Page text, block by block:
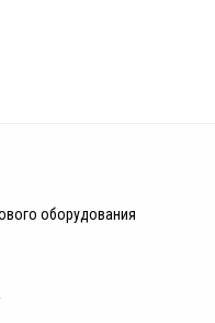
оборудования